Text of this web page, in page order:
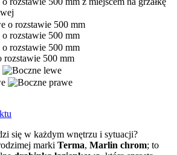
o rozstawie 500 mm
rozstawie 500 mm
się w każdym wnętrzu i sytuacji?
marki Terma, Marlin chrom; to